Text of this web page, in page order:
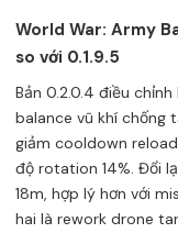
World War: Army
so với 0.1.9.5
Bản 0.2.0.4 điều
balance vũ khí chống
giảm cooldown
độ rotation 14%. Đổi
18m, hợp lý hơn với
hai là rework drone